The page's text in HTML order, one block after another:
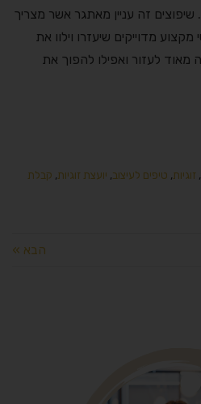
זה עניין מאתגר אשר מצריך
מדוייקים שיעזרו וילוו את
מאוד לעזור ואפילו להפוך את
, זוגיות, טיפים לעיצוב, יועצת זוגיות, קבלת
הבא »